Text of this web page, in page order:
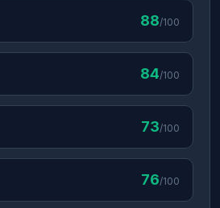
88/100
84/100
73/100
76/100